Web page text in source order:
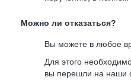
Можно ли отказаться?
Вы можете в любое
Для этого
вы перешли на наши